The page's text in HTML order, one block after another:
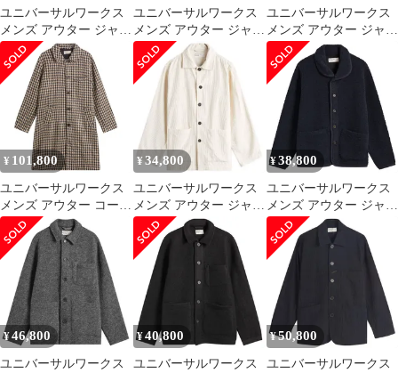
ユニバーサルワークス
メンズ アウター ジャケ
ット・ブルゾン ナイロ
ン シャツ Universal
Workseo Nylon Zip Too
Shirt Jacket Navy ネイビ
ユニバーサルワークス
メンズ アウター ジャケ
ット・ブルゾン ウール
フリース Universal
Works Wool Fleece Field
Jacket Olive オリーブ
ユニバーサルワークス
メンズ アウター ジャケ
ット・ブルゾン フリー
ス Universal Works
Patcheck Fleece Rams
Jacket Navy ネイビー
¥ 101,800
ユニバーサルワークス
メンズ アウター コート
ツイード Universal
Works Cortina Tweed
Long Swing Coat Sand
サンド
¥34,800
ユニバーサルワークス
メンズ アウター ジャケ
ット・ブルゾン コーデ
ュロイ Universal Works
Corduroy Easy Jacket
Ecru エクリュ
¥38,800
ユニバーサルワークス
メンズ アウター ジャケ
ット・ブルゾン フリー
ス Universal Works Alvar
Fleece Lancaster Jacket
Navy ネイビー
¥46,800
ユニバーサルワークス
¥40,800
ユニバーサルワークス
¥50,800
ユニバーサルワークス